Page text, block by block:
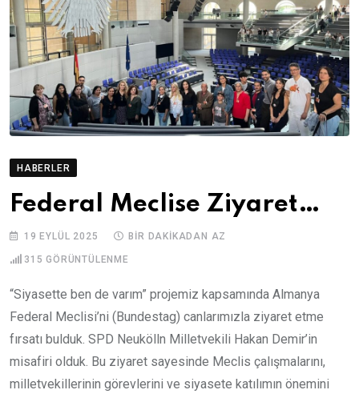
HABERLER
Federal Meclise Ziyaret…
19 EYLÜL 2025 BIR DAKIKADAN AZ
315 GÖRÜNTÜLENME
“Siyasette ben de varım” projemiz kapsamında Almanya
Federal Meclisi’ni (Bundestag) canlarımızla ziyaret etme
fırsatı bulduk. SPD Neukölln Milletvekili Hakan Demir’in
misafiri olduk. Bu ziyaret sayesinde Meclis çalışmalarını,
milletvekillerinin görevlerini ve siyasete katılımın önemini